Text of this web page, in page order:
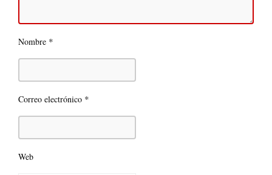
Nombre *
Correo electrónico *
Web